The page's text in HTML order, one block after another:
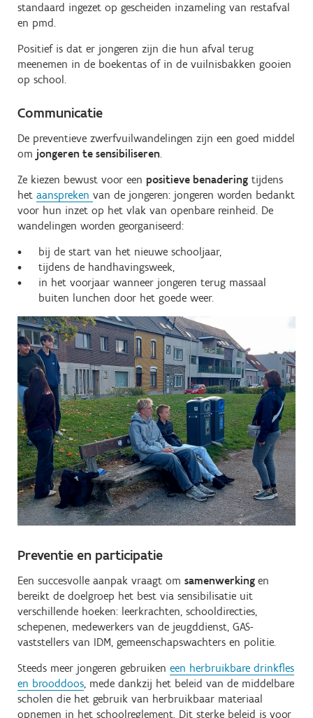
standaard ingezet op gescheiden inzameling van restafval
en pmd.
Positief is dat er jongeren zijn die hun afval terug
meenemen in de boekentas of in de vuilnisbakken gooien
op school.
Communicatie
De preventieve zwerfvuilwandelingen zijn een goed middel
om jongeren te sensibiliseren.
Ze kiezen bewust voor een positieve benadering tijdens
het aanspreken van de jongeren: jongeren worden bedankt
voor hun inzet op het vlak van openbare reinheid. De
wandelingen worden georganiseerd:
bij de start van het nieuwe schooljaar,
tijdens de handhavingsweek,
in het voorjaar wanneer jongeren terug massaal
buiten lunchen door het goede weer.
Preventie en participatie
Een succesvolle aanpak vraagt om samenwerking en
bereikt de doelgroep het best via sensibilisatie uit
verschillende hoeken: leerkrachten, schooldirecties,
schepenen, medewerkers van de jeugddienst, GAS-
vaststellers van IDM, gemeenschapswachters en politie.
Steeds meer jongeren gebruiken een herbruikbare drinkfles
en brooddoos, mede dankzij het beleid van de middelbare
scholen die het gebruik van herbruikbaar materiaal
opnemen in het schoolreglement. Dit sterke beleid is voor